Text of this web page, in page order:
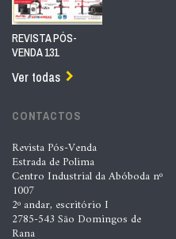
REVISTA PÓS-
VENDA 131
Ver todas
CONTACTOS
Revista Pós-Venda
Estrada de Polima
Centro Industrial da Abóboda nº
1007
2º andar, escritório I
2785-543 São Domingos de
Rana